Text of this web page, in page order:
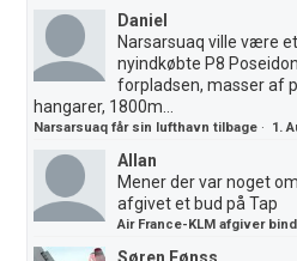
Daniel
Narsarsuaq ville være
nyindkøbte P8
forpladsen, masser af
hangarer, 1800m...
Narsarsuaq får sin lufthavn tilbage · 1.
Allan
Mener der var noget
afgivet et bud på Tap
Air France-KLM afgiver